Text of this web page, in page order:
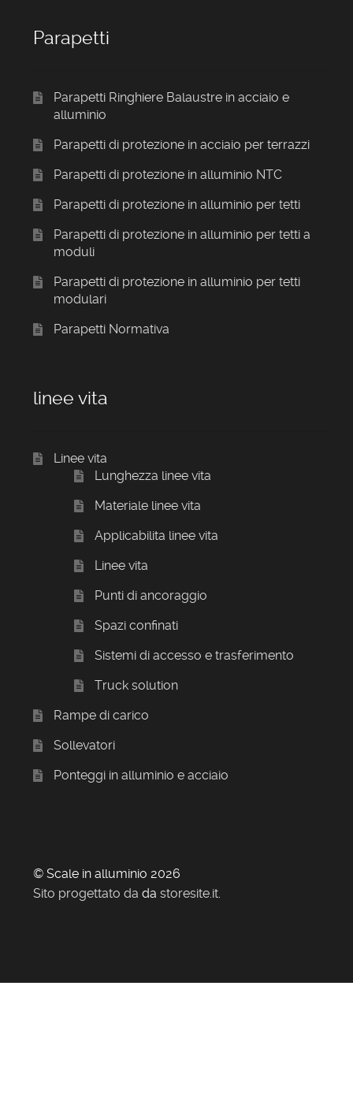
Parapetti
Parapetti Ringhiere Balaustre in acciaio e
alluminio
Parapetti di protezione in acciaio per terrazzi
Parapetti di protezione in alluminio NTC
Parapetti di protezione in alluminio per tetti
Parapetti di protezione in alluminio per tetti a
moduli
Parapetti di protezione in alluminio per tetti
modulari
Parapetti Normativa
linee vita
Linee vita
Lunghezza linee vita
Materiale linee vita
Applicabilita linee vita
Linee vita
Punti di ancoraggio
Spazi confinati
Sistemi di accesso e trasferimento
Truck solution
Rampe di carico
Sollevatori
Ponteggi in alluminio e acciaio
© Scale in alluminio 2026
Sito progettato da da storesite.it.